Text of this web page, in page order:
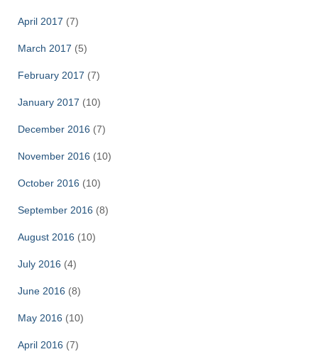
April 2017 (7)
March 2017 (5)
February 2017 (7)
January 2017 (10)
December 2016 (7)
November 2016 (10)
October 2016 (10)
September 2016 (8)
August 2016 (10)
July 2016 (4)
June 2016 (8)
May 2016 (10)
April 2016 (7)